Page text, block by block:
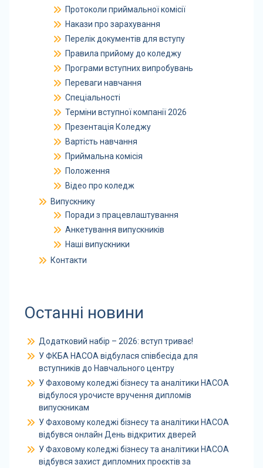
Протоколи приймальної комісії
Накази про зарахування
Перелік документів для вступу
Правила прийому до коледжу
Програми вступних випробувань
Переваги навчання
Спеціальності
Терміни вступної компанії 2026
Презентація Коледжу
Вартість навчання
Приймальна комісія
Положення
Відео про коледж
Випускнику
Поради з працевлаштування
Анкетування випускників
Наші випускники
Контакти
Останні новини
Додатковий набір – 2026: вступ триває!
У ФКБА НАСОА відбулася співбесіда для
вступників до Навчального центру
У Фаховому коледжі бізнесу та аналітики НАСОА
відбулося урочисте вручення дипломів
випускникам
У Фаховому коледжі бізнесу та аналітики НАСОА
відбувся онлайн День відкритих дверей
У Фаховому коледжі бізнесу та аналітики НАСОА
відбувся захист дипломних проєктів за